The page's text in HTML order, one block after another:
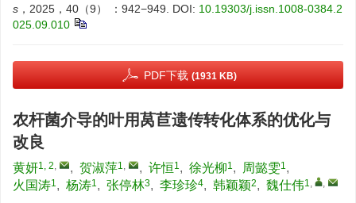
s ，2025，40（9） ：942−949. DOI: 10.19303/j.issn.1008-0384.2
025.09.010
PDF下载 (1931 KB)
农杆菌介导的叶用莴苣遗传转化体系的优化与
改良
黄妍1, 2, , 贺淑萍1, , 许恒1, 徐光柳1, 周懿雯1,
火国涛1, 杨涛1, 张停林3, 李珍珍4, 韩颖颖2, 魏仕伟1, ,